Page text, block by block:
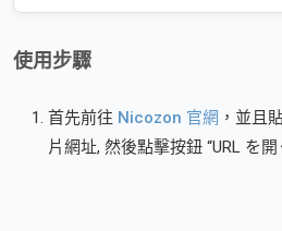
使用步驟
首先前往 Nicozon 官網 ，並且
片網址, 然後點擊按鈕 “URL を